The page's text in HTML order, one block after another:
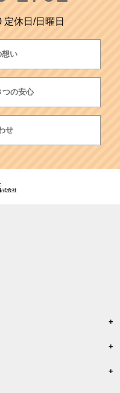
定休日/日曜日
い
の安心
せ